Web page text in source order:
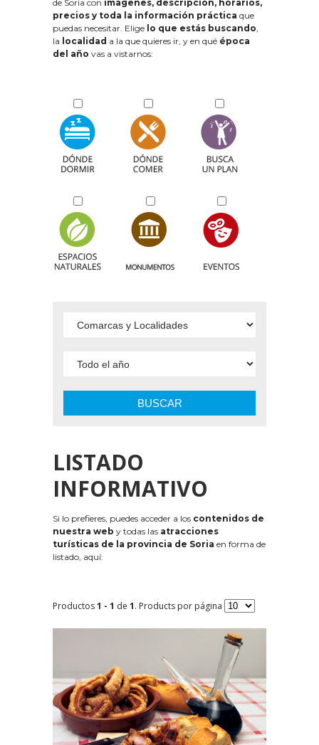
de Soria con imágenes, descripción, horarios,
precios y toda la información práctica que
puedas necesitar. Elige lo que estás buscando,
la localidad a la que quieres ir, y en qué época
del año vas a vistarnos:
BUSCAR
LISTADO
INFORMATIVO
Si lo prefieres, puedes acceder a los contenidos de
nuestra web y todas las atracciones
turísticas de la provincia de Soria en forma de
listado, aquí:
Productos1 - 1 de 1. Products por página